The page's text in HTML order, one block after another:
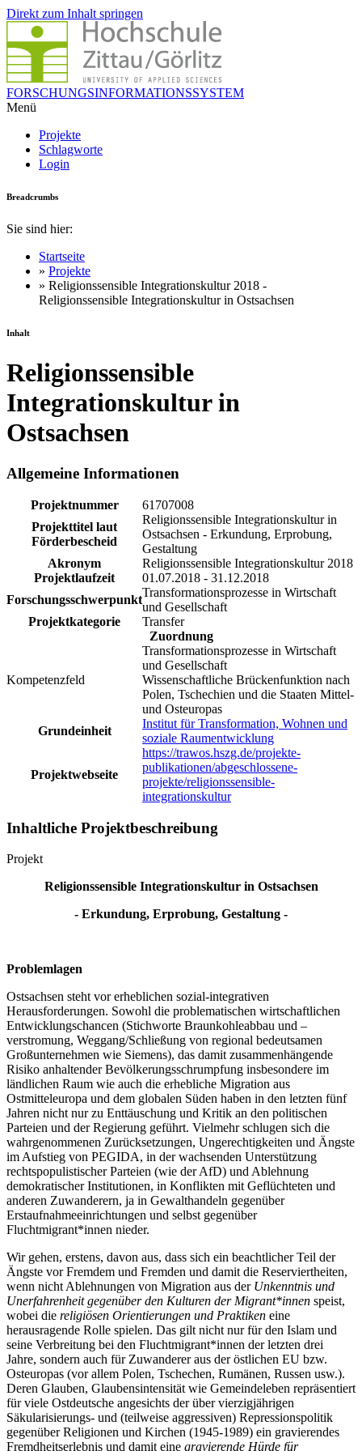
Direkt zum Inhalt springen
FORSCHUNGSINFORMATIONSSYSTEM
Menü
Projekte
Schlagworte
Login
Breadcrumbs
Sie sind hier:
Startseite
» Projekte
» Religionssensible Integrationskultur 2018 -
Religionssensible Integrationskultur in Ostsachsen
Inhalt
Religionssensible
Integrationskultur in
Ostsachsen
Allgemeine Informationen
Projektnummer
61707008
Projekttitel laut
Förderbescheid
Religionssensible Integrationskultur in
Ostsachsen - Erkundung, Erprobung,
Gestaltung
Akronym
Religionssensible Integrationskultur 2018
Projektlaufzeit
01.07.2018 - 31.12.2018
Forschungsschwerpunkt
Transformationsprozesse in Wirtschaft
und Gesellschaft
Projektkategorie
Transfer
Zuordnung
Kompetenzfeld
Transformationsprozesse in Wirtschaft
und Gesellschaft
Wissenschaftliche Brückenfunktion nach
Polen, Tschechien und die Staaten Mittel-
und Osteuropas
Grundeinheit
Institut für Transformation, Wohnen und
soziale Raumentwicklung
Projektwebseite
https://trawos.hszg.de/projekte-
publikationen/abgeschlossene-
projekte/religionssensible-
integrationskultur
Inhaltliche Projektbeschreibung
Projekt
Religionssensible Integrationskultur in Ostsachsen
- Erkundung, Erprobung, Gestaltung -
Problemlagen
Ostsachsen steht vor erheblichen sozial-integrativen
Herausforderungen. Sowohl die problematischen wirtschaftlichen
Entwicklungschancen (Stichworte Braunkohleabbau und –
verstromung, Weggang/Schließung von regional bedeutsamen
Großunternehmen wie Siemens), das damit zusammenhängende
Risiko anhaltender Bevölkerungsschrumpfung insbesondere im
ländlichen Raum wie auch die erhebliche Migration aus
Ostmitteleuropa und dem globalen Süden haben in den letzten fünf
Jahren nicht nur zu Enttäuschung und Kritik an den politischen
Parteien und der Regierung geführt. Vielmehr schlugen sich die
wahrgenommenen Zurücksetzungen, Ungerechtigkeiten und Ängste
im Aufstieg von PEGIDA, in der wachsenden Unterstützung
rechtspopulistischer Parteien (wie der AfD) und Ablehnung
demokratischer Institutionen, in Konflikten mit Geflüchteten und
anderen Zuwanderern, ja in Gewalthandeln gegenüber
Erstaufnahmeeinrichtungen und selbst gegenüber
Fluchtmigrant*innen nieder.
Wir gehen, erstens, davon aus, dass sich ein beachtlicher Teil der
Ängste vor Fremdem und Fremden und damit die Reserviertheiten,
wenn nicht Ablehnungen von Migration aus der Unkenntnis und
Unerfahrenheit gegenüber den Kulturen der Migrant*innen speist,
wobei die religiösen Orientierungen und Praktiken eine
herausragende Rolle spielen. Das gilt nicht nur für den Islam und
seine Verbreitung bei den Fluchtmigrant*innen der letzten drei
Jahre, sondern auch für Zuwanderer aus der östlichen EU bzw.
Osteuropas (vor allem Polen, Tschechen, Rumänen, Russen usw.).
Deren Glauben, Glaubensintensität wie Gemeindeleben repräsentiert
für viele Ostdeutsche angesichts der über vierzigjährigen
Säkularisierungs- und (teilweise aggressiven) Repressionspolitik
gegenüber Religionen und Kirchen (1945-1989) ein gravierendes
Fremdheitserlebnis und damit eine gravierende Hürde für